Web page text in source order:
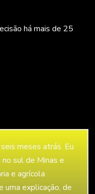
há mais de 25
meses atrás. Eu
sul de Minas e
e agrícola
uma explicação, de